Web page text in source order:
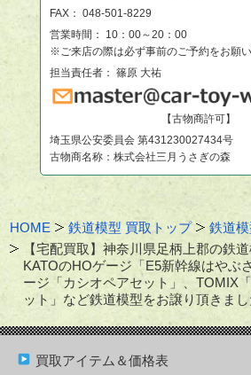
FAX： 048-501-8229
営業時間： 10：00～20：00
※ご来店の際は必ず事前のご予約をお願い
担当責任者： 篠原 大祐
【古物商許可】
埼玉県公安委員会 第431230027434号
古物商名称：株式会社三月うさぎの森
HOME 鉄道模型 買取トップ 鉄道
【宅配買取】神奈川県足柄上郡の鉄
KATOのHOゲージ「E5新幹線はやぶ
ージ「カシオペアセット」、TOMIX
ット」など鉄道模型をお譲り頂きまし
買取アイテム＆価格表